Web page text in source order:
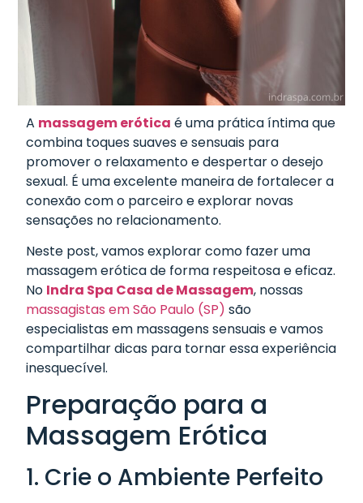
A massagem erótica é uma prática íntima que
combina toques suaves e sensuais para
promover o relaxamento e despertar o desejo
sexual. É uma excelente maneira de fortalecer a
conexão com o parceiro e explorar novas
sensações no relacionamento.
Neste post, vamos explorar como fazer uma
massagem erótica de forma respeitosa e eficaz.
No Indra Spa Casa de Massagem, nossas
massagistas em São Paulo (SP) são
especialistas em massagens sensuais e vamos
compartilhar dicas para tornar essa experiência
inesquecível.
Preparação para a
Massagem Erótica
1. Crie o Ambiente Perfeito